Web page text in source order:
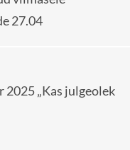
27.04
„Kas julgeolek